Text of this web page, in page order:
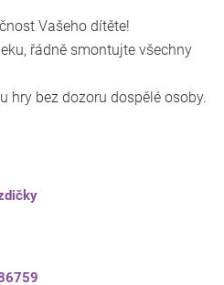
Vašeho dítěte!
řádně smontujte všechny
hry bez dozoru dospělé osoby.